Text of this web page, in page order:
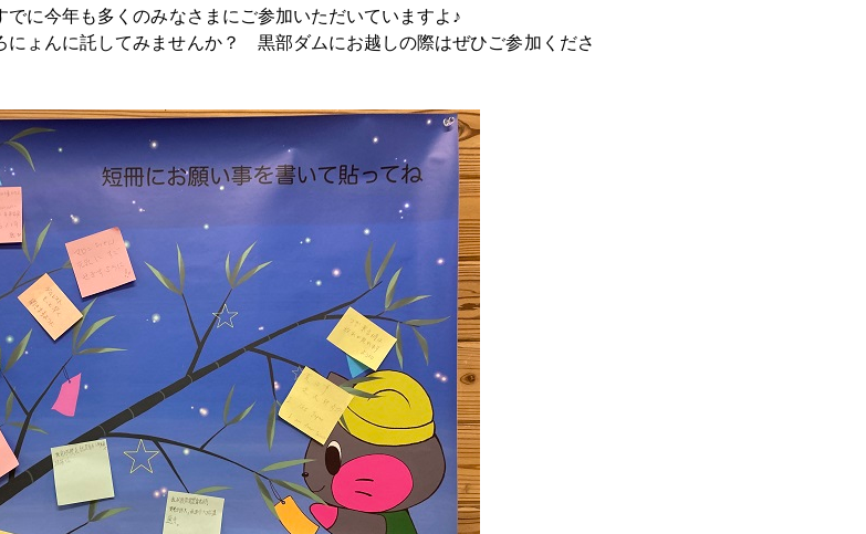
でに今年も多くのみなさまにご参加いただいていますよ♪
にょんに託してみませんか？ 黒部ダムにお越しの際はぜひご参加くださ